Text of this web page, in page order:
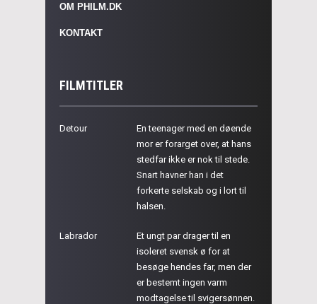
OM PHILM.DK
KONTAKT
FILMTITLER
Detour
En teenager med en døende
mor er forarget over, at hans
stedfar ikke er nok til stede.
Snart havner han i det
forkerte selskab og i lort til
halsen.
Labrador
Et ungt par drager til en
isoleret svensk ø for at
besøge hendes far, men der
er bestemt ingen varm
modtagelse til svigersønnen.